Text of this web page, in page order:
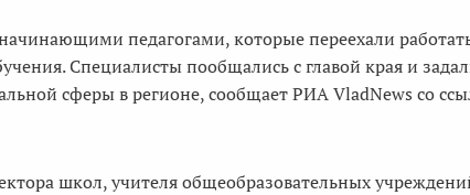
педагогами, которые переехали
Специалисты пообщались с главой края и
сферы в регионе, сообщает РИА VladNews со
школ, учителя общеобразовательных